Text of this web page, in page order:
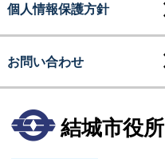
個人情報保護方針
お問い合わせ
結城市役所